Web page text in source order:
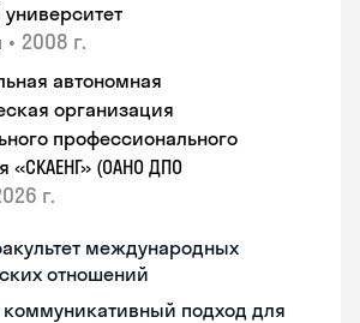
• 2008 г.
автономная
организация
профессионального
«СКАЕНГ» (ОАНО ДПО
г.
международных
отношений
коммуникативный подход для